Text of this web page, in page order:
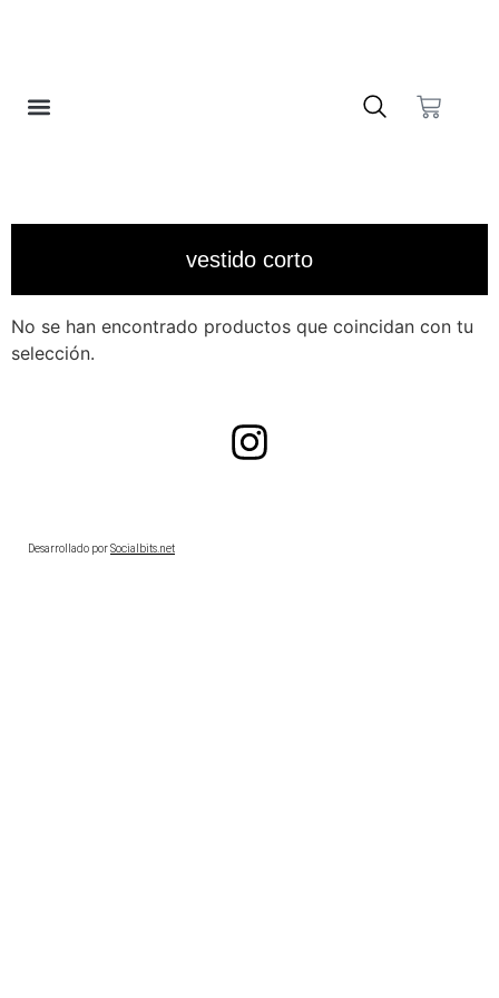
vestido corto
No se han encontrado productos que coincidan con tu
selección.
Desarrollado porSocialbits.net